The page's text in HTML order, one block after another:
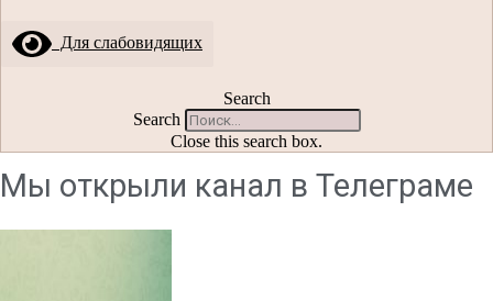
Для слабовидящих
Search
Search
Close this search box.
Мы открыли канал в Телеграме